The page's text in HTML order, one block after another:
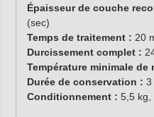
Épaisseur de couche
(sec)
Temps de traitement : 20
Durcissement complet :
Température minimale
Durée de conservation : 3
Conditionnement : 5,5 kg,